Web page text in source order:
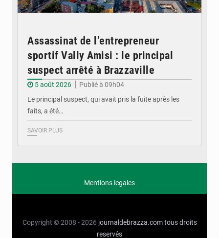
Assassinat de l’entrepreneur
sportif Vally Amisi : le principal
suspect arrêté à Brazzaville
5 août 2026
Publié à 09h04
Le principal suspect, qui avait pris la fuite après les
faits, a été…
SAVOIR PLUS
Mentions legales
Copyright © 2008 - 2026 journaldebrazza.com tous droits
reservés